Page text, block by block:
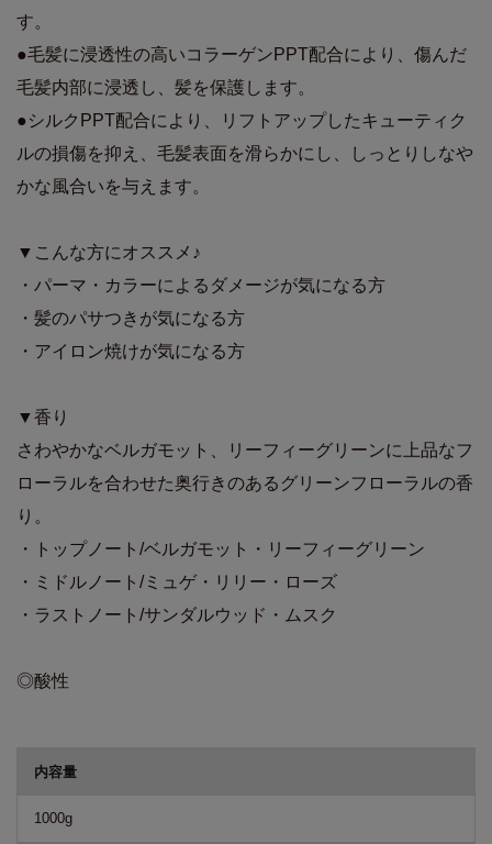
す。
●毛髪に浸透性の高いコラーゲンPPT配合により、傷んだ
毛髪内部に浸透し、髪を保護します。
●シルクPPT配合により、リフトアップしたキューティク
ルの損傷を抑え、毛髪表面を滑らかにし、しっとりしなや
かな風合いを与えます。
▼こんな方にオススメ♪
・パーマ・カラーによるダメージが気になる方
・髪のパサつきが気になる方
・アイロン焼けが気になる方
▼香り
さわやかなベルガモット、リーフィーグリーンに上品なフ
ローラルを合わせた奥行きのあるグリーンフローラルの香
り。
・トップノート/ベルガモット・リーフィーグリーン
・ミドルノート/ミュゲ・リリー・ローズ
・ラストノート/サンダルウッド・ムスク
◎酸性
内容量
1000g